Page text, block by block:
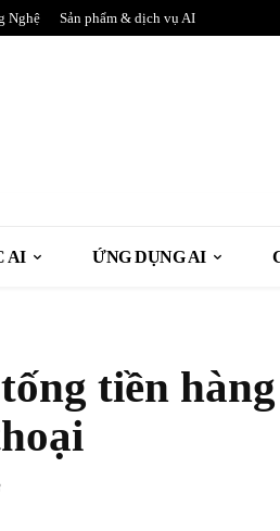
Nghệ Sản phẩm & dịch vụ AI
AI ỨNG DỤNG AI
tiền